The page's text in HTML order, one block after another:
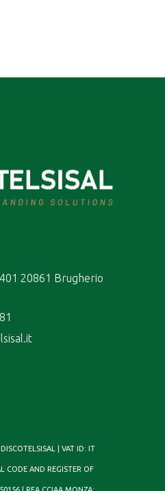
20861 Brugherio
| VAT ID: IT
CODE AND REGISTER OF
| REA CCIAA MONZA: